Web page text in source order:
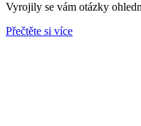
Vyrojily se vám otázky
Přečtěte si více